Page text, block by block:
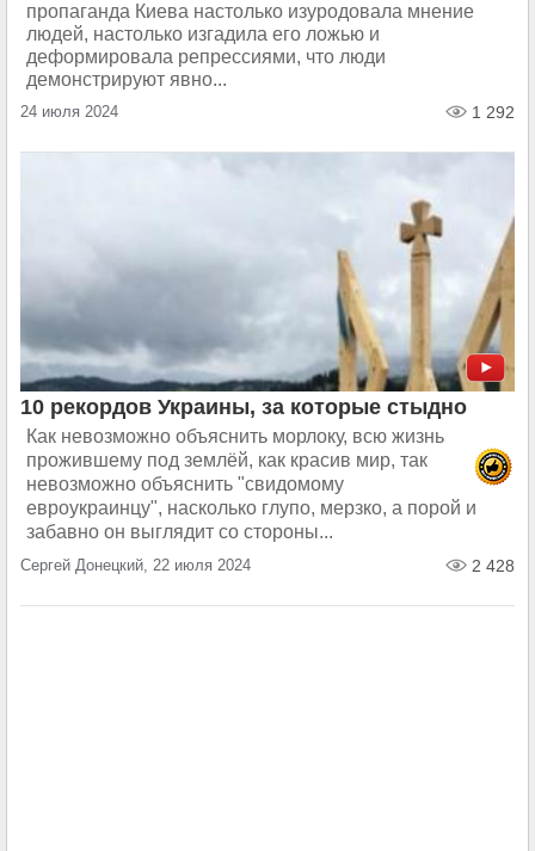
пропаганда Киева настолько изуродовала мнение
людей, настолько изгадила его ложью и
деформировала репрессиями, что люди
демонстрируют явно...
24 июля 2024 1 292
10 рекордов Украины, за которые стыдно
Как невозможно объяснить морлоку, всю жизнь
прожившему под землёй, как красив мир, так
невозможно объяснить "свидомому
евроукраинцу", насколько глупо, мерзко, а порой и
забавно он выглядит со стороны...
Сергей Донецкий, 22 июля 2024 2 428